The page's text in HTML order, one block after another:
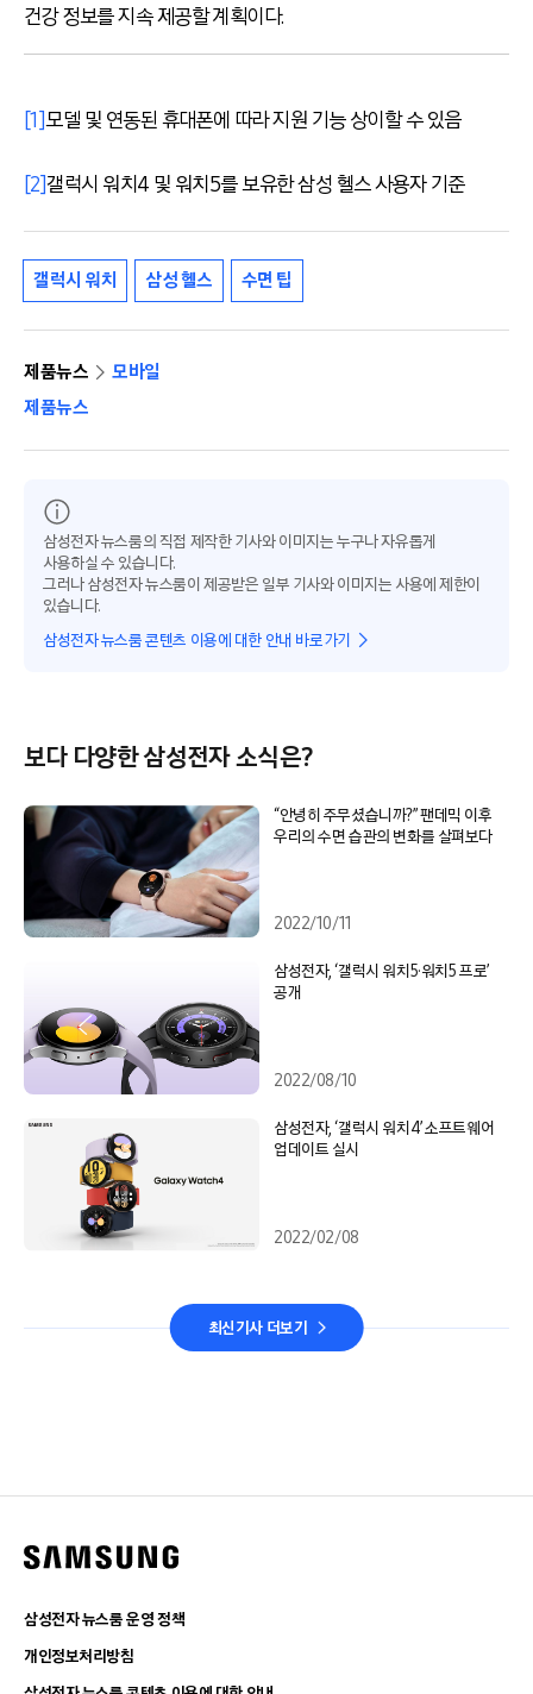
건강 정보를 지속 제공할 계획이다.
[1]모델 및 연동된 휴대폰에 따라 지원 기능 상이할 수 있음
[2]갤럭시 워치4 및 워치5를 보유한 삼성 헬스 사용자 기준
갤럭시 워치 삼성 헬스 수면 팁
제품뉴스
모바일
제품뉴스
삼성전자 뉴스룸의 직접 제작한 기사와 이미지는 누구나 자유롭게
사용하실 수 있습니다.
그러나 삼성전자 뉴스룸이 제공받은 일부 기사와 이미지는 사용에 제한이
있습니다.
삼성전자 뉴스룸 콘텐츠 이용에 대한 안내 바로가기
보다 다양한 삼성전자 소식은?
“안녕히 주무셨습니까?” 팬데믹 이후
우리의 수면 습관의 변화를 살펴보다
2022/10/11
삼성전자, ‘갤럭시 워치5·워치5 프로’
공개
2022/08/10
삼성전자, ‘갤럭시 워치4’ 소프트웨어
업데이트 실시
2022/02/08
최신기사 더보기
삼성전자 뉴스룸 운영 정책
개인정보처리방침